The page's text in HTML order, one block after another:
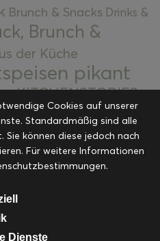
Brunch & Snacks Drinks &
Brunch &
der Küche
pikant
KITCHENSTORIES
Kuchen und
Mitbringsel &
Ostern Resteküche
Startseite
& Suppen
& Events
Cookies auf unserer
Standardmäßig sind alle
können diese jedoch nach
Für weitere Informationen
Dienste